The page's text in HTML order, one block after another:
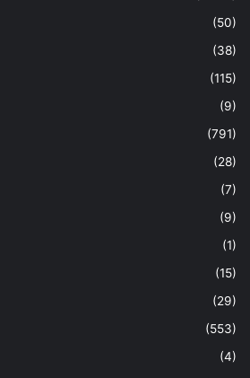
(50)
(38)
(115)
(9)
(791)
(28)
(7)
(9)
(1)
(15)
(29)
(553)
(4)